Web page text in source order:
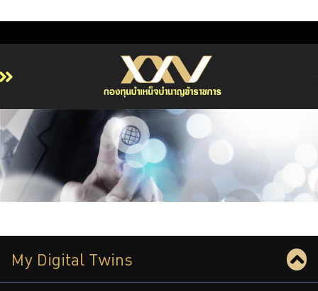
หน้าหลัก
เกี่ยวกับ กบข.
บริการสมาชิก
My Digital Twins